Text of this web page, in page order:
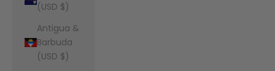
(USD $)
Antigua &
Barbuda
(USD $)